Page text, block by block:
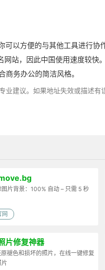
以方便的与其他工具进行协作
站，因此中国使用速度较快。
务办公的简洁风格。
建议。如果地址失效或描述有
图片背景：100% 自动 – 只需 5 秒
网
片修复神器
褪色和损坏的照片，在线一键修复
片